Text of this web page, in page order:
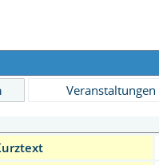
Veranstaltungen